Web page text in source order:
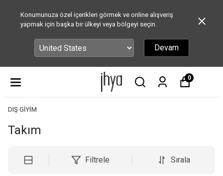
Konumunuza özel içerikleri görmek ve online alışveriş
yapmak için başka bir ülkeyi veya bölgeyi seçin.
Devam
0
DIŞ GİYİM
Takım
Filtrele Sırala